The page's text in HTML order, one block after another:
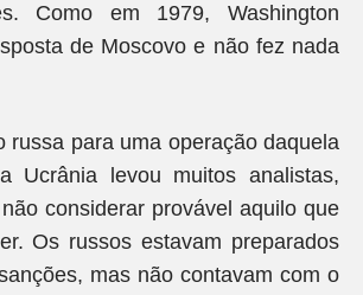
Como em 1979, Washington
de Moscovo e não fez nada
russa para uma operação daquela
Ucrânia levou muitos analistas,
considerar provável aquilo que
Os russos estavam preparados
mas não contavam com o